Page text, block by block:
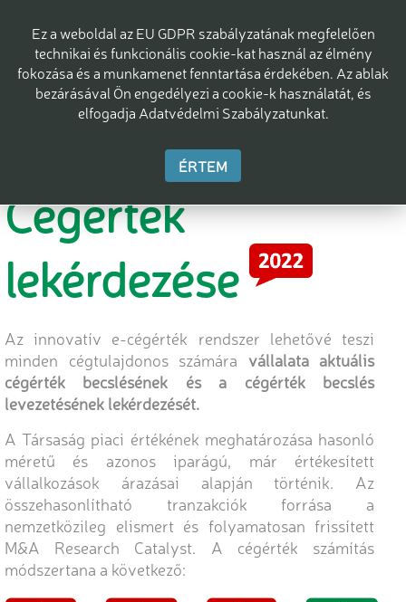
Cégérték
lekérdezése
Az innovatív e-cégérték rendszer lehetővé teszi
minden cégtulajdonos számára vállalata aktuális
cégérték becslésének és a cégérték becslés
levezetésének lekérdezését.
A Társaság piaci értékének meghatározása hasonló
méretű és azonos iparágú, már értékesített
vállalkozások árazásai alapján történik. Az
összehasonlítható tranzakciók forrása a
nemzetközileg elismert és folyamatosan frissített
M&A Research Catalyst. A cégérték számítás
módszertana a következő:
Ez a weboldal az EU GDPR szabályzatának megfelelően
technikai és funkcionális cookie-kat használ az élmény
fokozása és a munkamenet fenntartása érdekében. Az ablak
bezárásával Ön engedélyezi a cookie-k használatát, és
elfogadja Adatvédelmi Szabályzatunkat.
ÉRTEM